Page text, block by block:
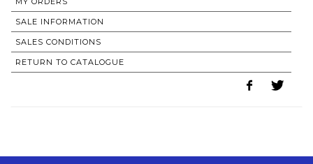
SALE INFORMATION
SALES CONDITIONS
RETURN TO CATALOGUE